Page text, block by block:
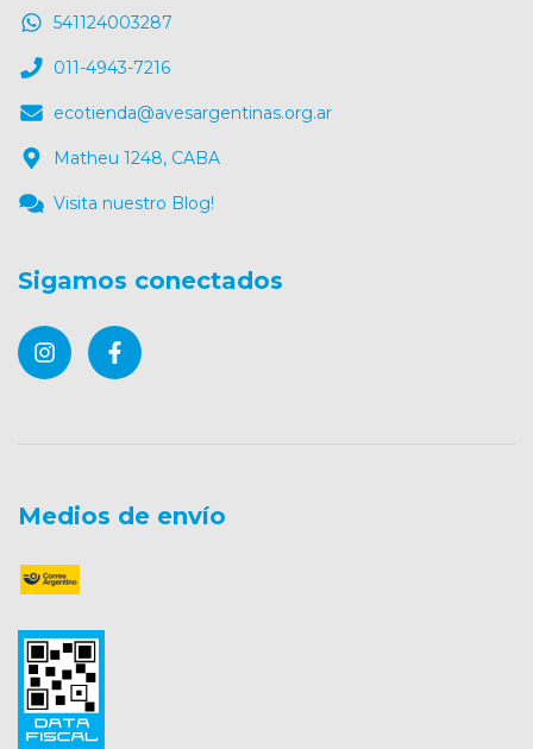
541124003287
011-4943-7216
ecotienda@avesargentinas.org.ar
Matheu 1248, CABA
Visita nuestro Blog!
Sigamos conectados
Medios de envío